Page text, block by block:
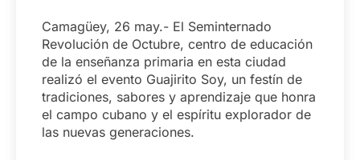
Camagüey, 26 may.- El Seminternado
Revolución de Octubre, centro de educación
de la enseñanza primaria en esta ciudad
realizó el evento Guajirito Soy, un festín de
tradiciones, sabores y aprendizaje que honra
el campo cubano y el espíritu explorador de
las nuevas generaciones.